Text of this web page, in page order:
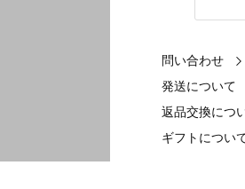
問い合わせ
発送について
返品交換につ
ギフトについ